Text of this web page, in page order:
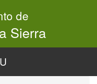
de
Sierra